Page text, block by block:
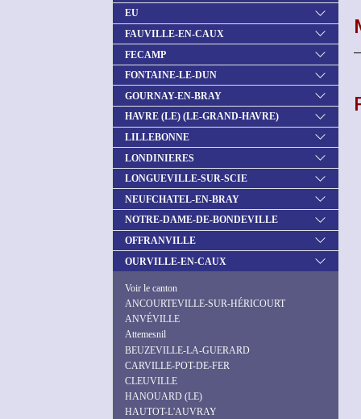
EU
FAUVILLE-EN-CAUX
FECAMP
FONTAINE-LE-DUN
GOURNAY-EN-BRAY
HAVRE (LE) (LE-GRAND-HAVRE)
LILLEBONNE
LONDINIERES
LONGUEVILLE-SUR-SCIE
NEUFCHATEL-EN-BRAY
NOTRE-DAME-DE-BONDEVILLE
OFFRANVILLE
OURVILLE-EN-CAUX
Voir le canton
ANCOURTEVILLE-SUR-HÉRICOURT
ANVÉVILLE
Attemesnil
BEUZEVILLE-LA-GUERARD
CARVILLE-POT-DE-FER
CLEUVILLE
HANOUARD (LE)
HAUTOT-L'AUVRAY